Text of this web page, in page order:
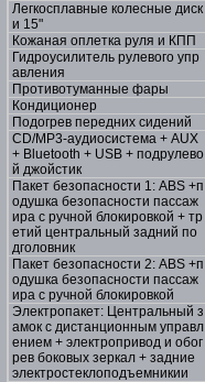
Легкосплавные колесные диск
и 15"
Кожаная оплетка руля и КПП
Гидроусилитель рулевого упр
авления
Противотуманные фары
Кондиционер
Подогрев передних сидений
CD/MP3-аудиосистема + AUX
+ Bluetooth + USB + подрулево
й джойстик
Пакет безопасности 1: ABS +п
одушка безопасности пассаж
ира с ручной блокировкой + тр
етий центральный задний по
дголовник
Пакет безопасности 2: ABS +п
одушка безопасности пассаж
ира с ручной блокировкой
Электропакет: Центральный з
амок с дистанционным управл
ением + электропривод и обог
рев боковых зеркал + задние
электростеклоподъемникии